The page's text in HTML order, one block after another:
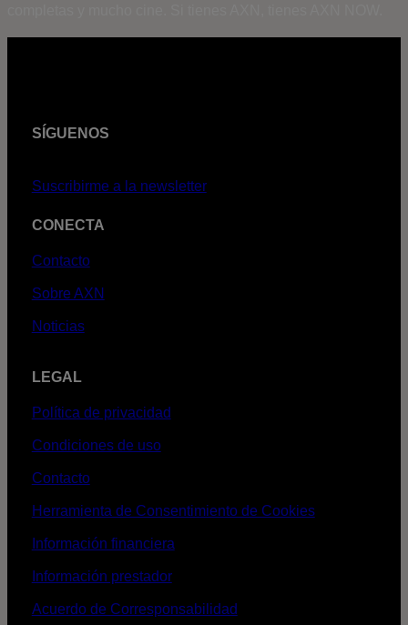
SÍGUENOS
Suscribirme a la newsletter
CONECTA
Contacto
Sobre AXN
Noticias
LEGAL
Política de privacidad
Condiciones de uso
Contacto
Herramienta de Consentimiento de Cookies
Información financiera
Información prestador
Acuerdo de Corresponsabilidad